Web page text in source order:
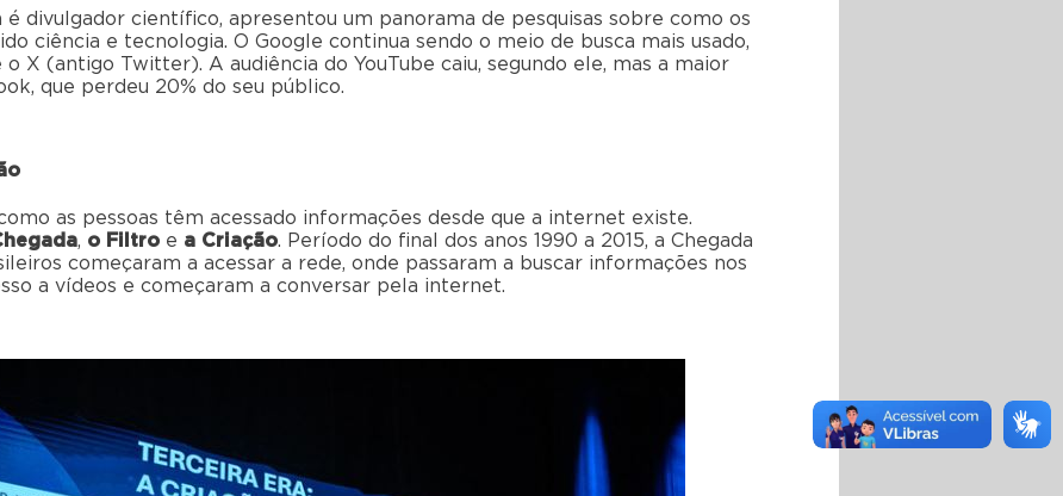
divulgador científico, apresentou um panorama de pesquisas sobre como os
ciência e tecnologia. O Google continua sendo o meio de busca mais usado,
X (antigo Twitter). A audiência do YouTube caiu, segundo ele, mas a maior
que perdeu 20% do seu público.
as pessoas têm acessado informações desde que a internet existe.
, o Filtro e a Criação. Período do final dos anos 1990 a 2015, a Chegada
começaram a acessar a rede, onde passaram a buscar informações nos
a vídeos e começaram a conversar pela internet.